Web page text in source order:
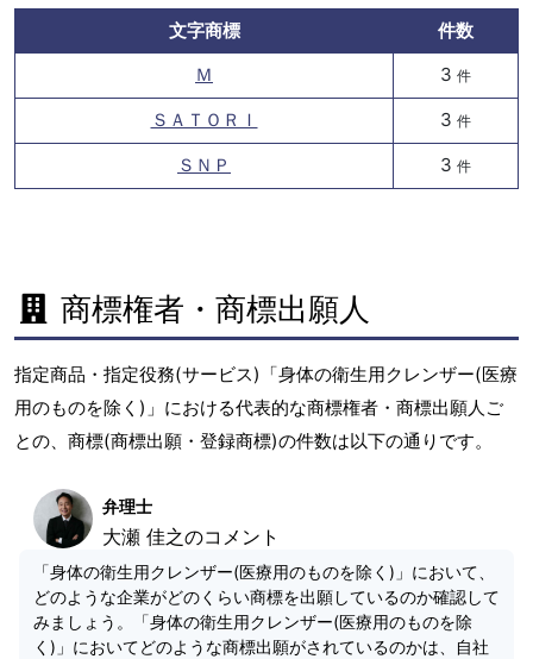
文字商標
件数
Ｍ
3 件
ＳＡＴＯＲＩ 3 件
ＳＮＰ 3 件
商標権者・商標出願人
指定商品・指定役務(サービス)「身体の衛生用クレンザー(医療
用のものを除く)」における代表的な商標権者・商標出願人ご
との、商標(商標出願・登録商標)の件数は以下の通りです。
弁理士
大瀬 佳之のコメント
「身体の衛生用クレンザー(医療用のものを除く)」において、
どのような企業がどのくらい商標を出願しているのか確認して
みましょう。「身体の衛生用クレンザー(医療用のものを除
く)」においてどのような商標出願がされているのかは、自社